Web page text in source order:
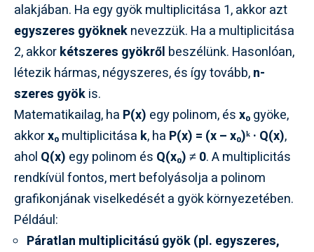
alakjában. Ha egy gyök multiplicitása 1, akkor azt
egyszeres gyökneknevezzük. Ha a multiplicitása
2, akkorkétszeres gyökről beszélünk. Hasonlóan,
létezik hármas, négyszeres, és így tovább,n-
szeres gyökis.
Matematikailag, ha P(x) egy polinom, ésx₀gyöke,
akkorx₀multiplicitása k, ha P(x) = (x – x₀)ᵏ · Q(x),
ahol Q(x) egy polinom és Q(x₀) ≠ 0. A multiplicitás
rendkívül fontos, mert befolyásolja a polinom
grafikonjának viselkedését a gyök környezetében.
Például:
Páratlan multiplicitású gyök (pl. egyszeres,